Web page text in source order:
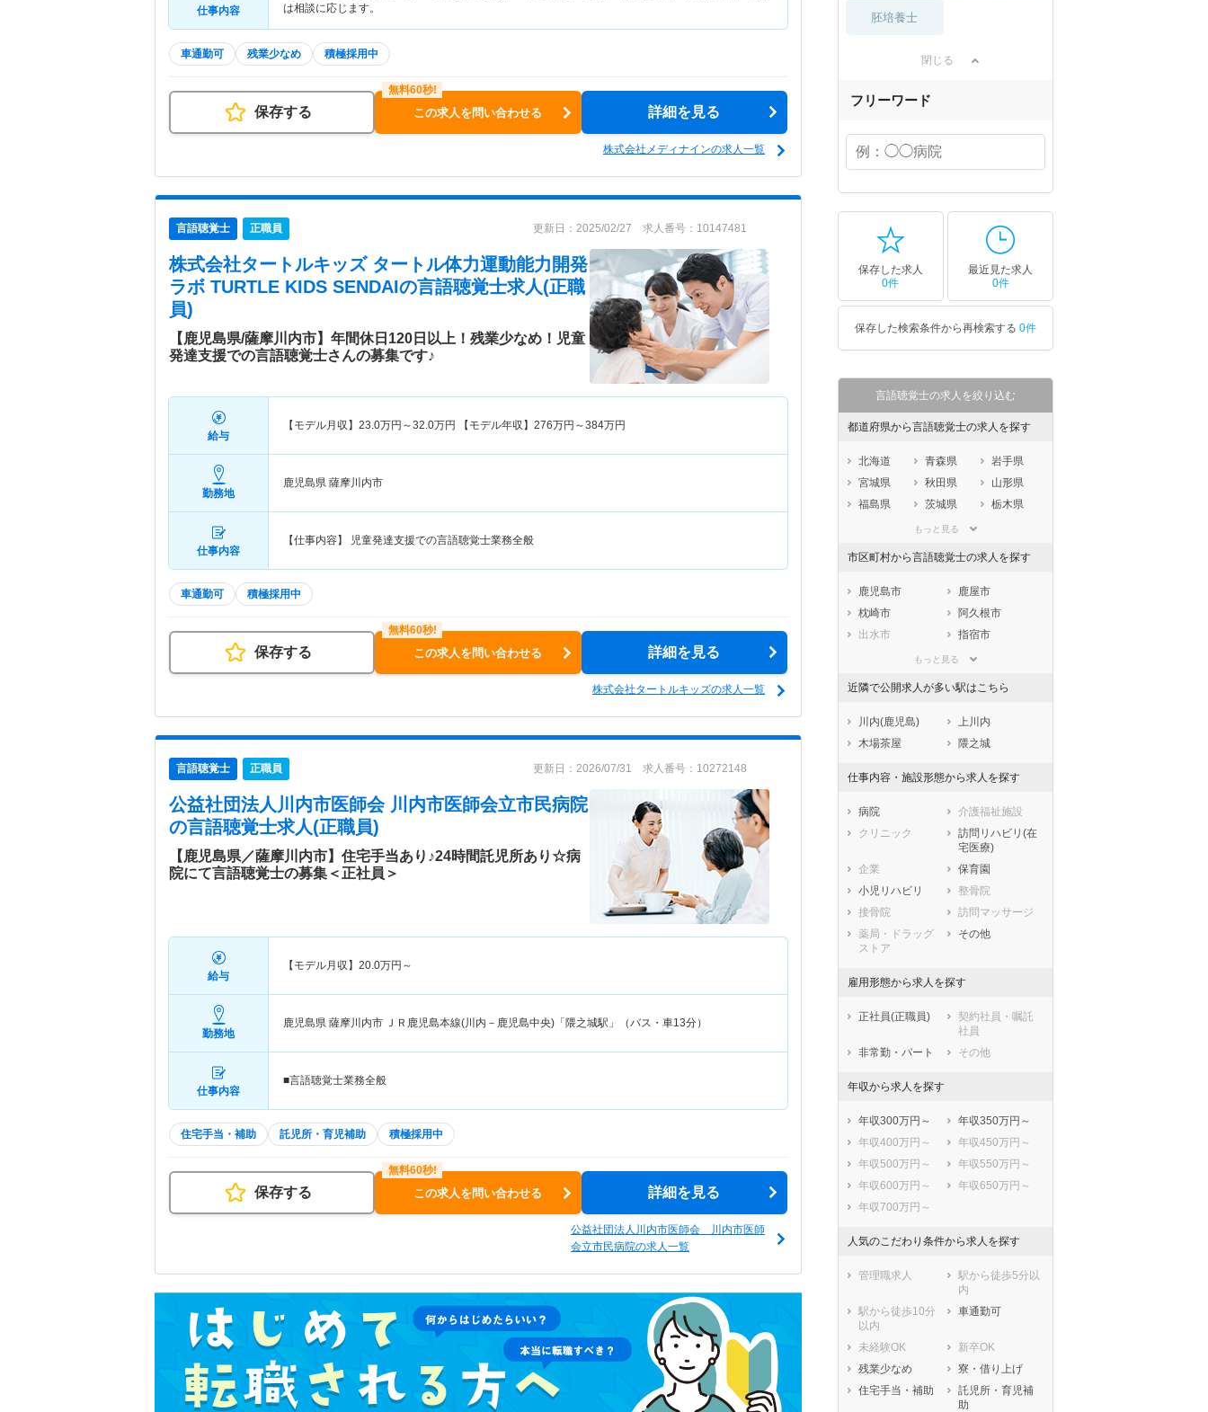
仕事内容
は相談に応じます。
車通勤可 残業少なめ 積極採用中
保存する この求人を問い合わせる 詳細を見る
株式会社メディナインの求人一覧
言語聴覚士 正職員 更新日：2025/02/27 求人番号：10147481
株式会社タートルキッズ タートル体力運動能力開発
ラボ TURTLE KIDS SENDAIの言語聴覚士求人(正職
員)
【鹿児島県/薩摩川内市】年間休日120日以上！残業少なめ！児童
発達支援での言語聴覚士さんの募集です♪
給与
【モデル月収】 23.0万円～32.0万円 【モデル年収】 276万円～384万円
勤務地
鹿児島県 薩摩川内市
仕事内容
【仕事内容】 児童発達支援での言語聴覚士業務全般
車通勤可 積極採用中
保存する この求人を問い合わせる 詳細を見る
株式会社タートルキッズの求人一覧
言語聴覚士 正職員 更新日：2026/07/31 求人番号：10272148
公益社団法人川内市医師会 川内市医師会立市民病院
の言語聴覚士求人(正職員)
【鹿児島県／薩摩川内市】住宅手当あり♪24時間託児所あり☆病
院にて言語聴覚士の募集＜正社員＞
給与
【モデル月収】 20.0万円～
勤務地
鹿児島県 薩摩川内市 ＪＲ鹿児島本線(川内－鹿児島中央)「隈之城駅」（バス・車13分）
仕事内容
■言語聴覚士業務全般
住宅手当・補助 託児所・育児補助 積極採用中
保存する この求人を問い合わせる 詳細を見る
公益社団法人川内市医師会 川内市医師
会立市民病院の求人一覧
胚培養士
閉じる
フリーワード
保存した求人
0件
最近見た求人
0件
保存した検索条件から再検索する 0件
言語聴覚士の求人を絞り込む
都道府県から言語聴覚士の求人を探す
北海道 青森県
岩手県
宮城県
秋田県
山形県
福島県
茨城県
栃木県
埼玉県
石川県
福井県
静岡県
愛知県
三重県
滋賀県
京都府
奈良県
香川県
愛媛県
福岡県
佐賀県
鹿児島県
沖縄県
もっと見る
市区町村から言語聴覚士の求人を探す
鹿児島市
鹿屋市
枕崎市
阿久根市
出水市
指宿市
垂水市
いちき串木野市
南さつま市
志布志市
奄美市
姶良市
鹿児島郡三島村
鹿児島郡十島村
薩摩郡さつま町
出水郡長島町
姶良郡湧水町
肝属郡東串良町
肝属郡錦江町
肝属郡南大隅町
肝属郡肝付町
熊毛郡中種子町
熊毛郡南種子町
熊毛郡屋久島町
大島郡大和村
大島郡宇検村
大島郡喜界町
大島郡徳之島町
大島郡和泊町
大島郡知名町
大島郡与論町
もっと見る
近隣で公開求人が多い駅はこちら
川内(鹿児島)
上川内
木場茶屋
隈之城
仕事内容・施設形態から求人を探す
病院
介護福祉施設
クリニック
訪問リハビリ(在
宅医療)
企業
保育園
小児リハビリ
整骨院
接骨院
訪問マッサージ
薬局・ドラッグ
ストア
その他
雇用形態から求人を探す
正社員(正職員)
契約社員・嘱託
社員
非常勤・パート
その他
年収から求人を探す
年収300万円～
年収350万円～
年収400万円～
年収450万円～
年収500万円～
年収550万円～
年収600万円～
年収650万円～
年収700万円～
人気のこだわり条件から求人を探す
管理職求人
駅から徒歩5分以
内
駅から徒歩10分
以内
車通勤可
未経験OK
新卒OK
残業少なめ
寮・借り上げ
住宅手当・補助
託児所・育児補
助